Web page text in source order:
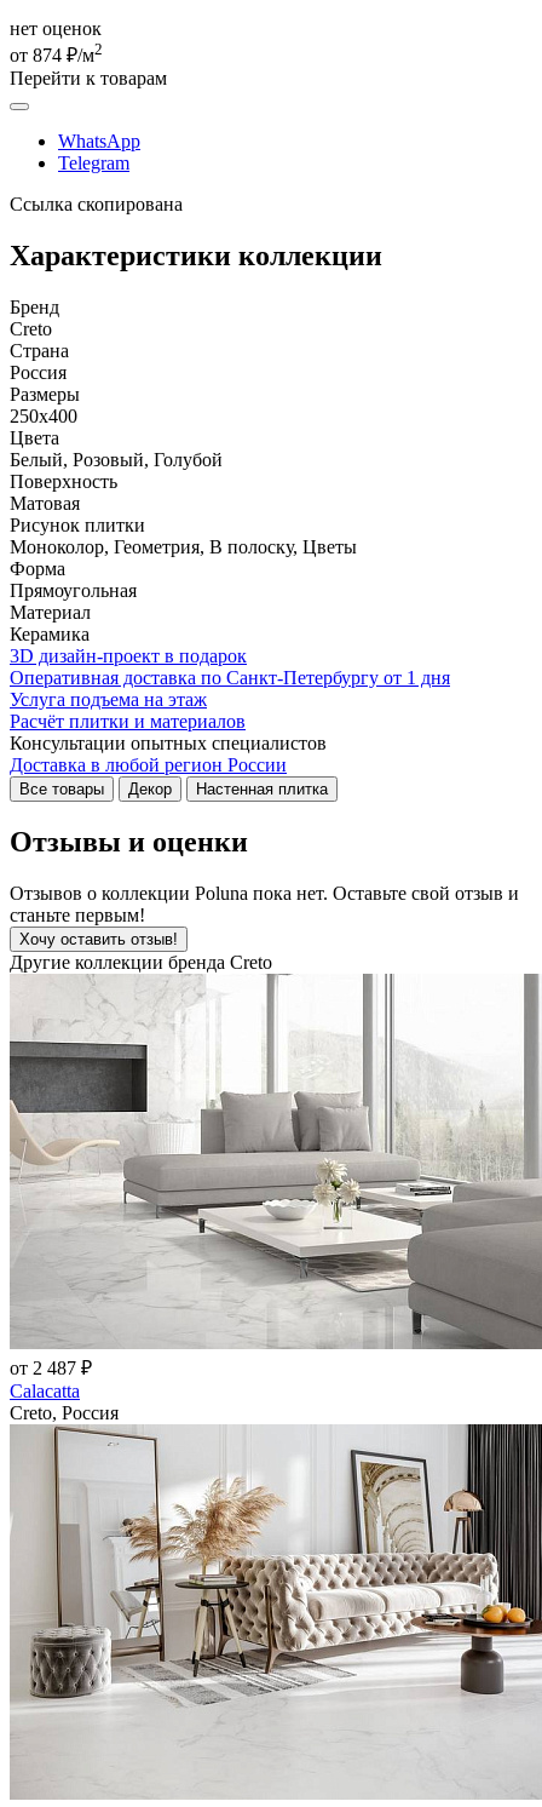
нет оценок
от 874 ₽/м2
Перейти к товарам
WhatsApp
Telegram
Ссылка скопирована
Характеристики коллекции
Бренд
Creto
Страна
Россия
Размеры
250x400
Цвета
Белый, Розовый, Голубой
Поверхность
Матовая
Рисунок плитки
Моноколор, Геометрия, В полоску, Цветы
Форма
Прямоугольная
Материал
Керамика
3D дизайн-проект в подарок
Оперативная доставка по Санкт-Петербургу от 1 дня
Услуга подъема на этаж
Расчёт плитки и материалов
Консультации опытных специалистов
Доставка в любой регион России
Все товары Декор Настенная плитка
Отзывы и оценки
Отзывов о коллекции Poluna пока нет. Оставьте свой отзыв и
станьте первым!
Хочу оставить отзыв!
Другие коллекции бренда Creto
от 2 487 ₽
Calacatta
Creto, Россия